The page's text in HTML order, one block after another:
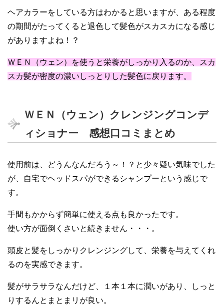
ヘアカラーをしている方はわかると思いますが、ある程度
の期間がたってくると退色して髪色がスカスカになる感じ
がありますよね ！？
ＷＥＮ（ウェン）を使うと栄養がしっかり入るのか、スカ
スカ髪が密度の濃いしっとりした髪色に戻ります。
ＷＥＮ（ウェン）クレンジングコンデ
ィショナー 感想口コミまとめ
使用前は、どうんなんだろう～！？と少々疑い気味でした
が、自宅でヘッドスパができるシャンプーという感じで
す。
手間もかからず簡単に使える点も良かったです。
使い方が面倒くさいと続きません・・・。
頭皮と髪をしっかりクレンジングして、栄養を与えてくれ
るのを実感できます。
髪がサラサラなんだけど、１本１本に潤いがあり、しっと
りするんとまとまリが良い。